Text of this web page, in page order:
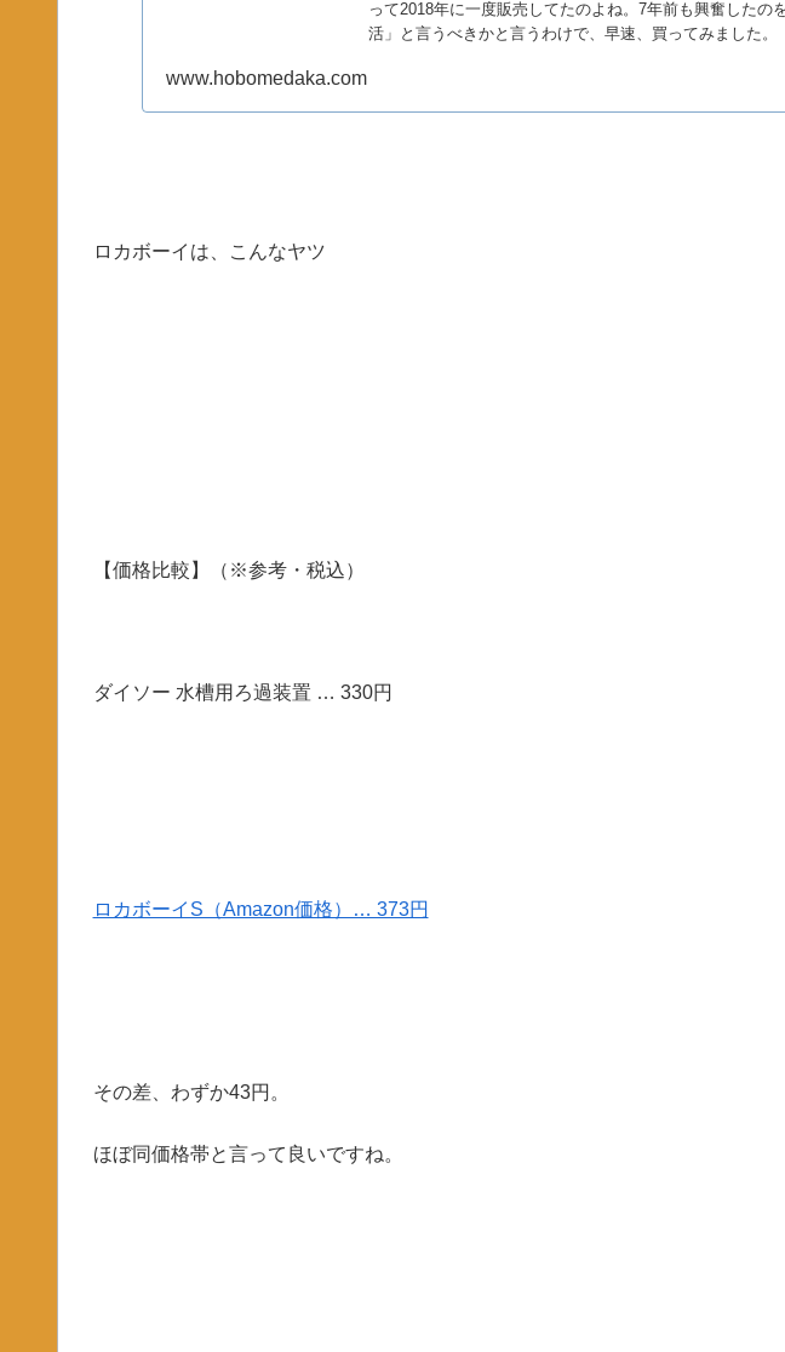
って2018年に一度販売してたのよね。7年前も興奮したの
活」と言うべきかと言うわけで、早速、買ってみました。
www.hobomedaka.com
ロカボーイは、こんなヤツ
【価格比較】（※参考・税込）
ダイソー 水槽用ろ過装置 … 330円
ロカボーイS（Amazon価格）… 373円
その差、わずか43円。
ほぼ同価格帯と言って良いですね。